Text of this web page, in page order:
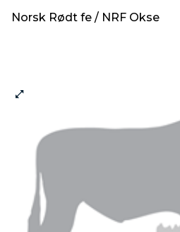
Norsk Rødt fe / NRF Okse